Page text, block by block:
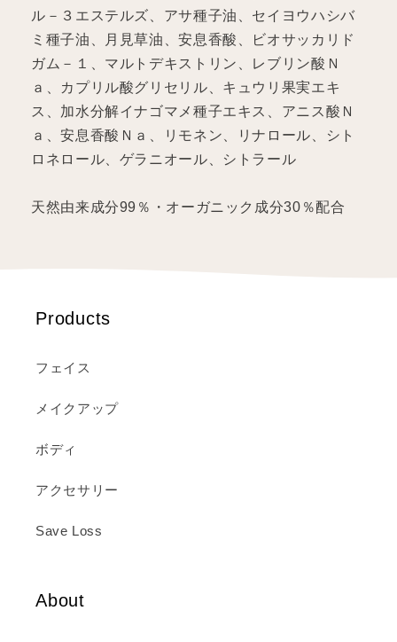
ル－３エステルズ、アサ種子油、セイヨウハシバ
ミ種子油、月見草油、安息香酸、ビオサッカリド
ガム－１、マルトデキストリン、レブリン酸Ｎ
ａ、カプリル酸グリセリル、キュウリ果実エキ
ス、加水分解イナゴマメ種子エキス、アニス酸Ｎ
ａ、安息香酸Ｎａ、リモネン、リナロール、シト
ロネロール、ゲラニオール、シトラール
天然由来成分99％・オーガニック成分30％配合
Products
フェイス
メイクアップ
ボディ
アクセサリー
Save Loss
About